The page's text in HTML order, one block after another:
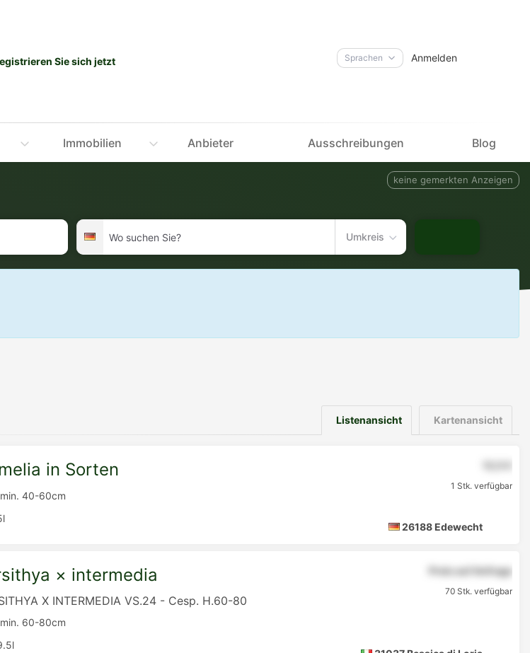
Sie sich jetzt Sprachen Anmelden
Immobilien Anbieter Ausschreibungen Blog
keine gemerkten Anzeigen
Deutschland
suchen
Sie?
Umkreis
Kartenansicht
Listenansicht
in Sorten
min. 40-60cm
26188 Edewecht
1 Stk. verfügbar
× intermedia
X INTERMEDIA VS.24 - Cesp. H.60-80
min. 60-80cm
Preis auf Anfrage
70 Stk. verfügbar